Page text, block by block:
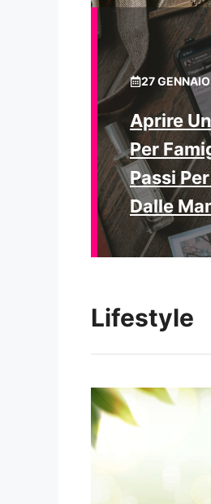
27
Aprire
Per
Passi
Dalle
Lifestyle